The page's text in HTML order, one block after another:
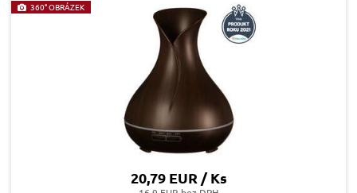
360° OBRÁZEK
20,79 EUR / Ks